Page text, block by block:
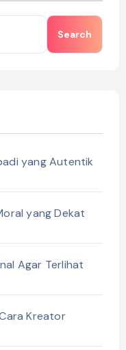
Search
yang Autentik
yang Dekat
Agar Terlihat
Kreator